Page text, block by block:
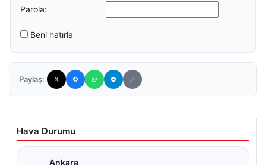
Parola:
Beni hatırla
Paylaş:
Hava Durumu
Ankara